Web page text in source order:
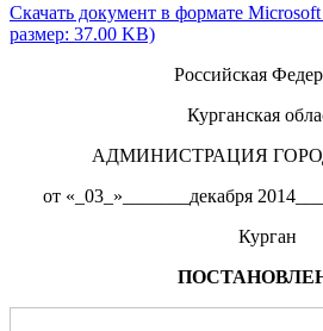
Скачать документ в формате
размер: 37.00 KB)
Российская
Курганская
АДМИНИСТРАЦИЯ
от «_03_»_______декабря
Курган